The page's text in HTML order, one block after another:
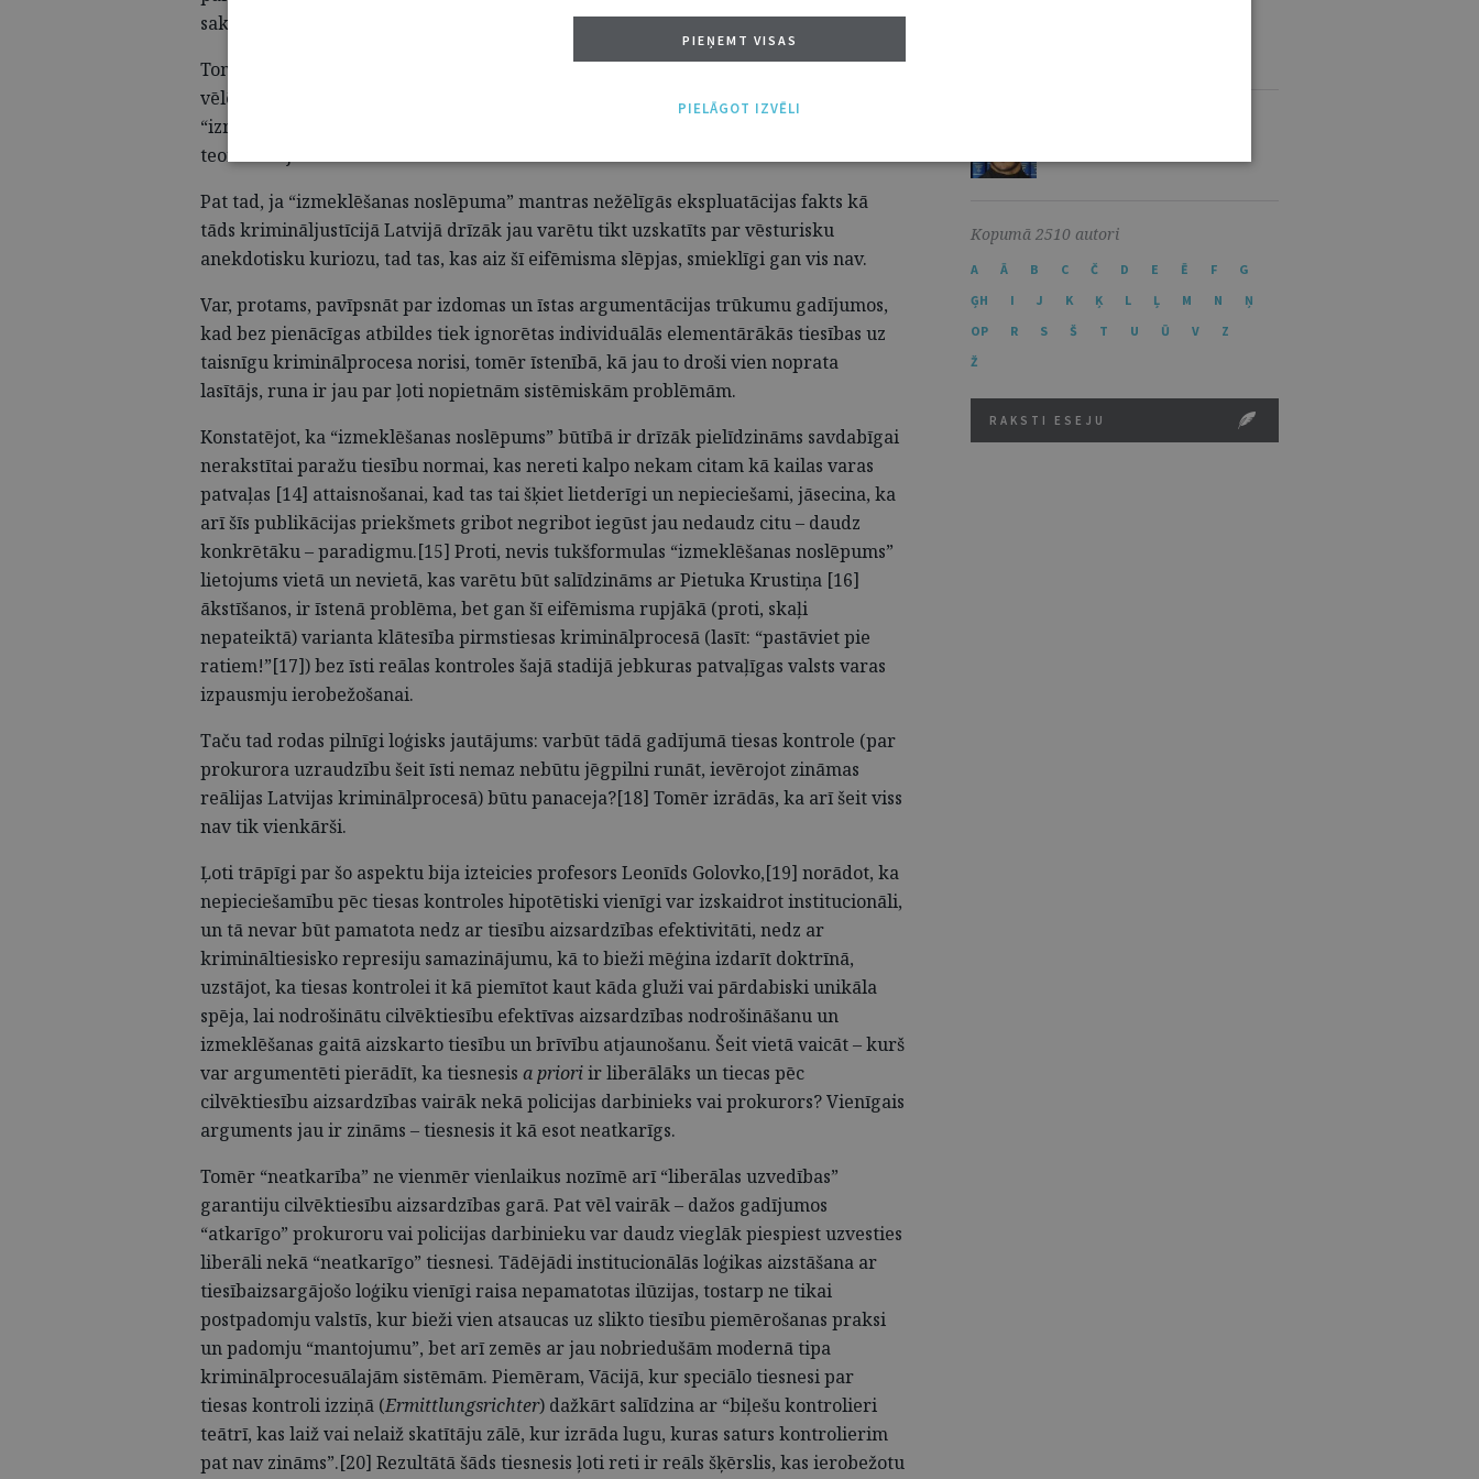
sakot, nedrīkst taču atklāti pateikt, ka karalis neizskatās gluži piedienīgi…
Tomēr tādā gadījumā vēl jo vairāk ir pamats pastrīdēties (ko autori arī bija
vēlējušies darīt, vietām pat atļaujoties pasmaidīt) vismaz par šīs vārdkopas –
“izmeklēšanas noslēpums” – izcelsmes it kā vēsturiskajām un jelkādām
teorētiskajām saknēm.
Pat tad, ja “izmeklēšanas noslēpuma” mantras nežēlīgās ekspluatācijas fakts kā
tāds krimināljustīcijā Latvijā drīzāk jau varētu tikt uzskatīts par vēsturisku
anekdotisku kuriozu, tad tas, kas aiz šī eifēmisma slēpjas, smieklīgi gan vis nav.
Var, protams, pavīpsnāt par izdomas un īstas argumentācijas trūkumu gadījumos,
kad bez pienācīgas atbildes tiek ignorētas individuālās elementārākās tiesības uz
taisnīgu kriminālprocesa norisi, tomēr īstenībā, kā jau to droši vien noprata
lasītājs, runa ir jau par ļoti nopietnām sistēmiskām problēmām.
Konstatējot, ka “izmeklēšanas noslēpums” būtībā ir drīzāk pielīdzināms savdabīgai
nerakstītai paražu tiesību normai, kas nereti kalpo nekam citam kā kailas varas
patvaļas [14] attaisnošanai, kad tas tai šķiet lietderīgi un nepieciešami, jāsecina, ka
arī šīs publikācijas priekšmets gribot negribot iegūst jau nedaudz citu – daudz
konkrētāku – paradigmu.[15] Proti, nevis tukšformulas “izmeklēšanas noslēpums”
lietojums vietā un nevietā, kas varētu būt salīdzināms ar Pietuka Krustiņa [16]
ākstīšanos, ir īstenā problēma, bet gan šī eifēmisma rupjākā (proti, skaļi
nepateiktā) varianta klātesība pirmstiesas kriminālprocesā (lasīt: “pastāviet pie
ratiem!”[17]) bez īsti reālas kontroles šajā stadijā jebkuras patvaļīgas valsts varas
izpausmju ierobežošanai.
Taču tad rodas pilnīgi loģisks jautājums: varbūt tādā gadījumā tiesas kontrole (par
prokurora uzraudzību šeit īsti nemaz nebūtu jēgpilni runāt, ievērojot zināmas
reālijas Latvijas kriminālprocesā) būtu panaceja?[18] Tomēr izrādās, ka arī šeit viss
nav tik vienkārši.
Ļoti trāpīgi par šo aspektu bija izteicies profesors Leonīds Golovko,[19] norādot, ka
nepieciešamību pēc tiesas kontroles hipotētiski vienīgi var izskaidrot institucionāli,
un tā nevar būt pamatota nedz ar tiesību aizsardzības efektivitāti, nedz ar
krimināltiesisko represiju samazinājumu, kā to bieži mēģina izdarīt doktrīnā,
uzstājot, ka tiesas kontrolei it kā piemītot kaut kāda gluži vai pārdabiski unikāla
spēja, lai nodrošinātu cilvēktiesību efektīvas aizsardzības nodrošināšanu un
izmeklēšanas gaitā aizskarto tiesību un brīvību atjaunošanu. Šeit vietā vaicāt – kurš
var argumentēti pierādīt, ka tiesnesis a prioriir liberālāks un tiecas pēc
cilvēktiesību aizsardzības vairāk nekā policijas darbinieks vai prokurors? Vienīgais
arguments jau ir zināms – tiesnesis it kā esot neatkarīgs.
Tomēr “neatkarība” ne vienmēr vienlaikus nozīmē arī “liberālas uzvedības”
garantiju cilvēktiesību aizsardzības garā. Pat vēl vairāk – dažos gadījumos
“atkarīgo” prokuroru vai policijas darbinieku var daudz vieglāk piespiest uzvesties
liberāli nekā “neatkarīgo” tiesnesi. Tādējādi institucionālās loģikas aizstāšana ar
tiesībaizsargājošo loģiku vienīgi raisa nepamatotas ilūzijas, tostarp ne tikai
postpadomju valstīs, kur bieži vien atsaucas uz slikto tiesību piemērošanas praksi
un padomju “mantojumu”, bet arī zemēs ar jau nobriedušām modernā tipa
kriminālprocesuālajām sistēmām. Piemēram, Vācijā, kur speciālo tiesnesi par
tiesas kontroli izziņā (Ermittlungsrichter) dažkārt salīdzina ar “biļešu kontrolieri
teātrī, kas laiž vai nelaiž skatītāju zālē, kur izrāda lugu, kuras saturs kontrolierim
pat nav zināms”.[20] Rezultātā šāds tiesnesis ļoti reti ir reāls šķērslis, kas ierobežotu
Kopumā 2510 autori
A Ā B C Č D E Ē F
G
ĢH I J K Ķ L Ļ M N
Ņ
OP R S Š T U Ū V
Z
Ž
RAKSTI ESEJU
PIEŅEMT VISAS
PIELĀGOT IZVĒLI